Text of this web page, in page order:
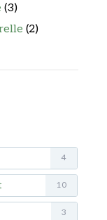
(3)
(2)
4
10
3